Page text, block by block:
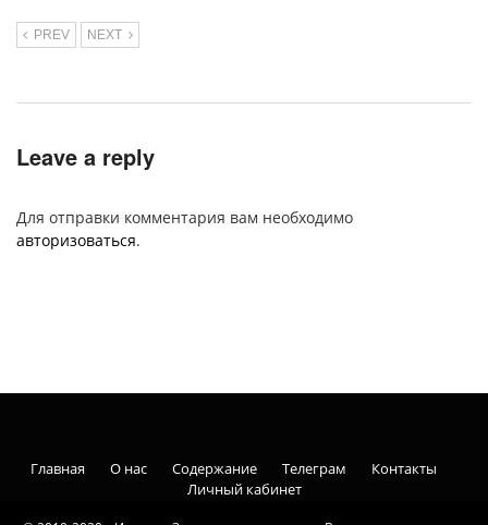
PREV NEXT
Leave a reply
Для отправки комментария вам необходимо
авторизоваться.
Главная О нас Содержание Телеграм
Контакты
Личный кабинет